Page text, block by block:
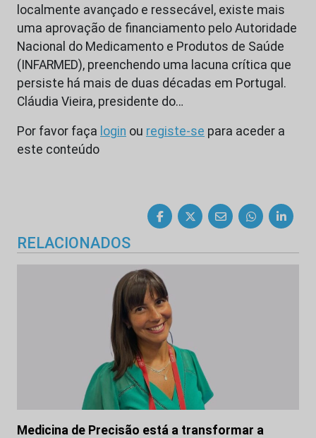
localmente avançado e ressecável, existe mais
uma aprovação de financiamento pelo Autoridade
Nacional do Medicamento e Produtos de Saúde
(INFARMED), preenchendo uma lacuna crítica que
persiste há mais de duas décadas em Portugal.
Cláudia Vieira, presidente do…
Por favor faça login ou registe-se para aceder a
este conteúdo
RELACIONADOS
Medicina de Precisão está a transformar a